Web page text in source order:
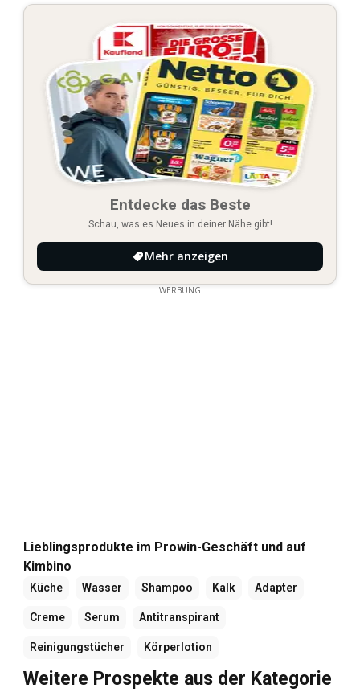
Entdecke das Beste
Schau, was es Neues in deiner Nähe gibt!
Mehr anzeigen
WERBUNG
Lieblingsprodukte im Prowin-Geschäft und auf
Kimbino
Küche Wasser Shampoo Kalk Adapter
Creme Serum Antitranspirant
Reinigungstücher Körperlotion
Weitere Prospekte aus der Kategorie